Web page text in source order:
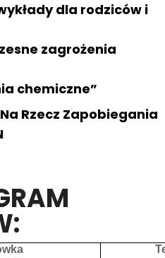
dla rodziców i
zagrożenia
chemiczne”
Rzecz Zapobiegania